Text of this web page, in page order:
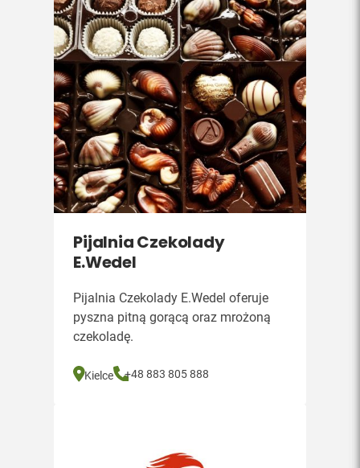
Pijalnia Czekolady
E.Wedel
Pijalnia Czekolady E.Wedel oferuje
pyszna pitną gorącą oraz mrożoną
czekoladę.
Kielce +48 883 805 888